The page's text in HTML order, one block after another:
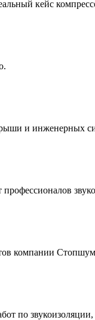
кейс
и инженерных
профессионалов
компании
по